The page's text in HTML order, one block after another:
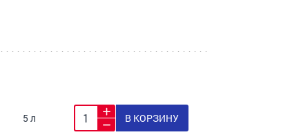
5 л В КОРЗИНУ